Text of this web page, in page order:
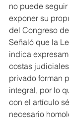
no puede
exponer su
del Congreso
Señaló que la
indica
costas
privado forman
integral, por lo
con el artículo
necesario